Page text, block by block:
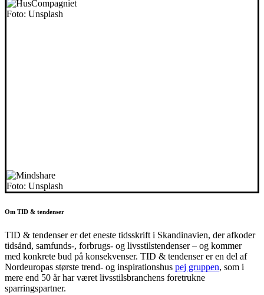
Foto: Unsplash
Foto: Unsplash
Om TID & tendenser
TID & tendenser er det eneste tidsskrift i Skandinavien, der afkoder
tidsånd, samfunds-, forbrugs- og livsstilstendenser – og kommer
med konkrete bud på konsekvenser. TID & tendenser er en del af
Nordeuropas største trend- og inspirationshus pej gruppen, som i
mere end 50 år har været livsstilsbranchens foretrukne
sparringspartner.